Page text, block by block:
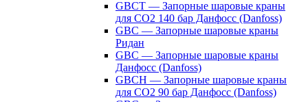
GBCT — Запорные шаровые краны
для CO2 140 бар Данфосс (Danfoss)
GBC — Запорные шаровые краны
Ридан
GBC — Запорные шаровые краны
Данфосс (Danfoss)
GBCH — Запорные шаровые краны
для CO2 90 бар Данфосс (Danfoss)